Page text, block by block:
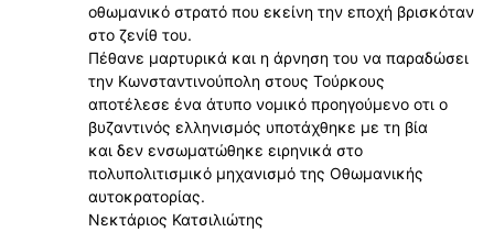
οθωμανικό στρατό που εκείνη την εποχή βρισκόταν
στο ζενίθ του.
Πέθανε μαρτυρικά και η άρνηση του να παραδώσει
την Κωνσταντινούπολη στους Τούρκους
αποτέλεσε ένα άτυπο νομικό προηγούμενο οτι ο
βυζαντινός ελληνισμός υποτάχθηκε με τη βία
και δεν ενσωματώθηκε ειρηνικά στο
πολυπολιτισμικό μηχανισμό της Οθωμανικής
αυτοκρατορίας.
Νεκτάριος Κατσιλιώτης